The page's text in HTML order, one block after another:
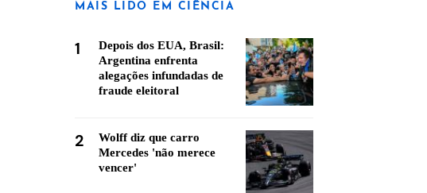
MAIS LIDO EM CIÊNCIA
1
Depois dos EUA, Brasil:
Argentina enfrenta
alegações infundadas de
fraude eleitoral
2
Wolff diz que carro
Mercedes 'não merece
vencer'